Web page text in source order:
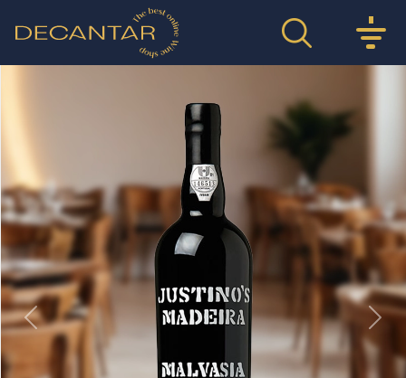
Previous